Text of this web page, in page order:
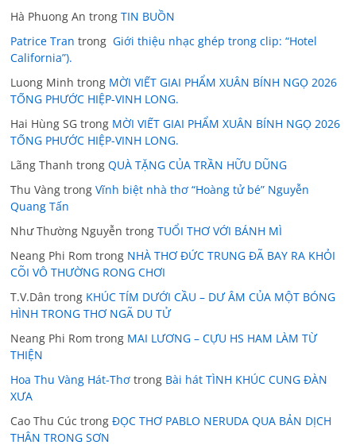
Hà Phuong An trongTIN BUỒN
Patrice Tran trong Giới thiệu nhạc ghép trong clip: “Hotel
California”).
Luong Minh trong MỜI VIẾT GIAI PHẨM XUÂN BÍNH NGỌ 2026
TỐNG PHƯỚC HIỆP-VINH LONG.
Hai Hùng SG trong MỜI VIẾT GIAI PHẨM XUÂN BÍNH NGỌ 2026
TỐNG PHƯỚC HIỆP-VINH LONG.
Lãng Thanh trongQUÀ TẶNG CỦA TRẦN HỮU DŨNG
Thu Vàng trongVĩnh biệt nhà thơ “Hoàng tử bé” Nguyễn
Quang Tấn
Như Thường Nguyễn trongTUỔI THƠ VỚI BÁNH MÌ
Neang Phi Rom trong NHÀ THƠ ĐỨC TRUNG ĐÃ BAY RA KHỎI
CÕI VÔ THƯỜNG RONG CHƠI
T.V.Dân trong KHÚC TÍM DƯỚI CẦU – DƯ ÂM CỦA MỘT BÓNG
HÌNH TRONG THƠ NGÃ DU TỬ
Neang Phi Rom trong MAI LƯƠNG – CỰU HS HAM LÀM TỪ
THIỆN
Hoa Thu Vàng Hát-Thơ trong Bài hát TÌNH KHÚC CUNG ĐÀN
XƯA
Cao Thu Cúc trongĐỌC THƠ PABLO NERUDA QUA BẢN DỊCH
THÂN TRONG SƠN